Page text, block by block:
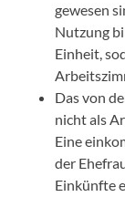
gewesen
Nutzung
Einheit,
Das von
nicht als
Eine
der
Einkünfte